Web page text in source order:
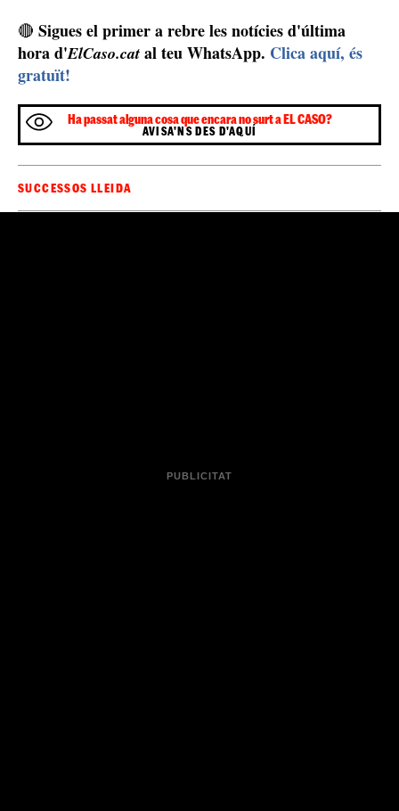
🔴 Sigues el primer a rebre les notícies d'última
hora d'ElCaso.cat al teu WhatsApp. Clica aquí, és
gratuït!
Ha passat alguna cosa que encara no surt a EL CASO?
AVISA'NS DES D'AQUÍ
SUCCESSOS LLEIDA